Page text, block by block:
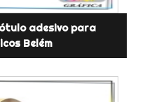
adesivo para
Belém